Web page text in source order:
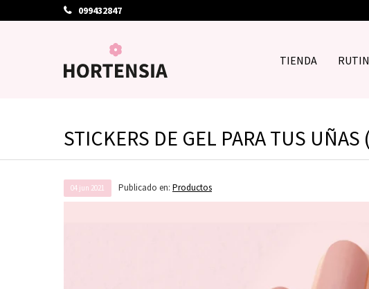
TIENDA
099432847
STICKERS DE GEL PARA TUS
04 jun 2021 Publicado en: Productos